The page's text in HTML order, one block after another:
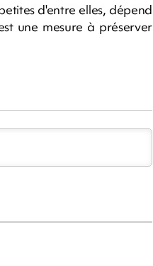
d'entre elles, dépend
une mesure à préserver